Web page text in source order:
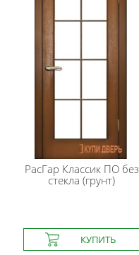
РасГар Классик ПО без
стекла (грунт)